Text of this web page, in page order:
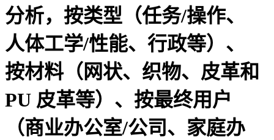
分析，按类型（任务/操作、
人体工学/性能、行政等）、
按材料（网状、织物、皮革和
PU 皮革等）、按最终用户
（商业办公室/公司、家庭办